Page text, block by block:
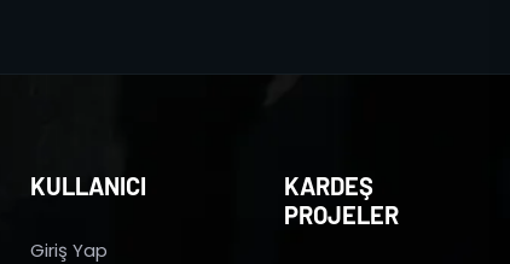
KULLANICI
Giriş Yap
KARDEŞ
PROJELER